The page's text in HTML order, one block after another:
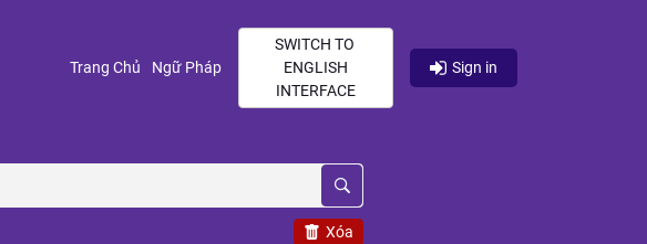
Trang Chủ (current)
Ngữ Pháp(current)
SWITCH TO
ENGLISH
INTERFACE
Sign in
Xóa